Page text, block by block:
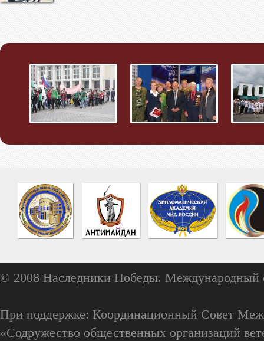
© 2008 Наследники Победы. Международный
При поддержке: Координационный Совет
«Содружество общественных организаций